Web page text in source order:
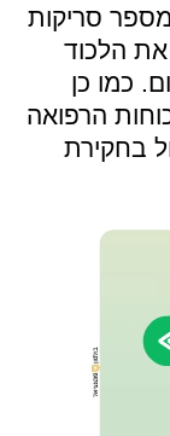
סריקות
את הלכוד
כמו כן
הרפואה
בחקירת